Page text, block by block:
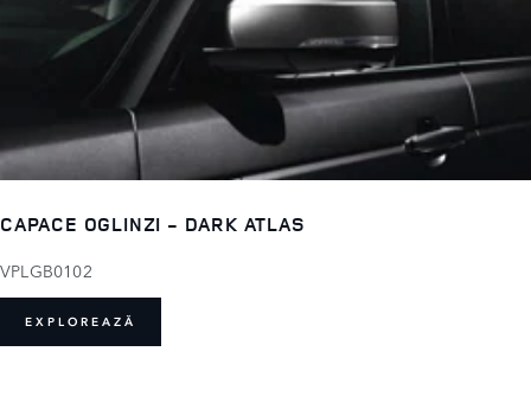
CAPACE OGLINZI - DARK ATLAS
VPLGB0102
EXPLOREAZĂ